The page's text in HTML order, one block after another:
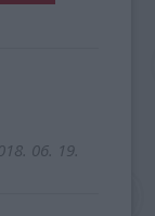
06. 19.